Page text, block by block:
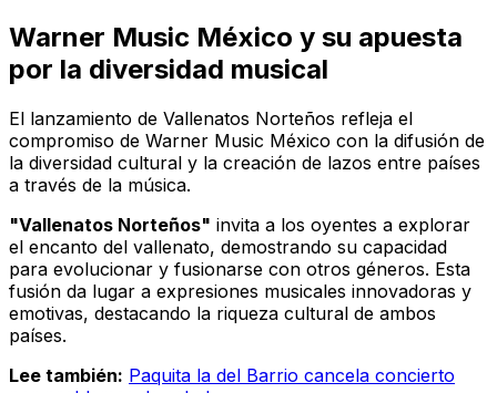
Warner Music México y su apuesta
por la diversidad musical
El lanzamiento de Vallenatos Norteños refleja el
compromiso de Warner Music México con la difusión de
la diversidad cultural y la creación de lazos entre países
a través de la música.
"Vallenatos Norteños" invita a los oyentes a explorar
el encanto del vallenato, demostrando su capacidad
para evolucionar y fusionarse con otros géneros. Esta
fusión da lugar a expresiones musicales innovadoras y
emotivas, destacando la riqueza cultural de ambos
países.
Lee también: Paquita la del Barrio cancela concierto